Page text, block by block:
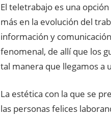
El teletrabajo es una
más en la evolución del
información y
fenomenal, de allí que los
tal manera que llegamos a
La estética con la que se
las personas felices